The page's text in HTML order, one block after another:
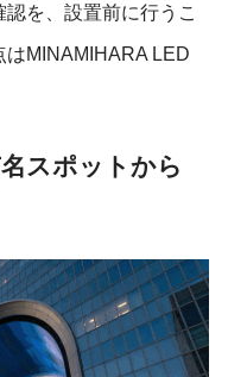
を、設置前に行うこ
はMINAMIHARA LED
スポットから